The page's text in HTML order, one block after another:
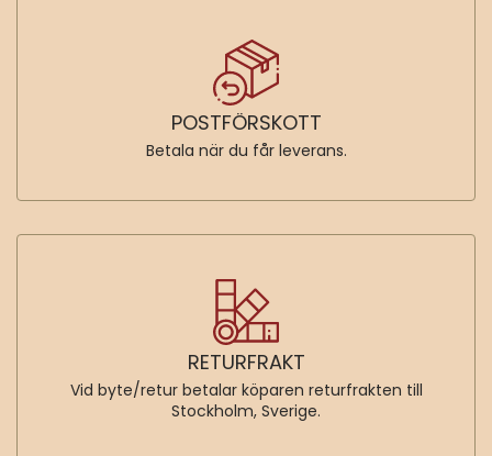
SÄKER BETALNING